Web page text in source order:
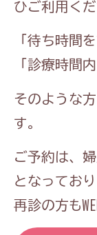
ひご利用くだ
「待ち時間
「診療時間
そのような
す。
ご予約は、
となってお
再診の方も